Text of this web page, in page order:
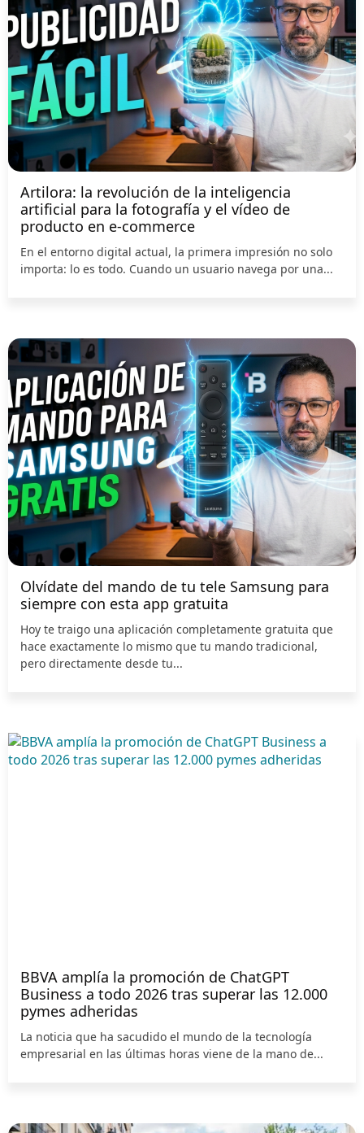
Artilora: la revolución de la inteligencia
artificial para la fotografía y el vídeo de
producto en e-commerce
En el entorno digital actual, la primera impresión no solo
importa: lo es todo. Cuando un usuario navega por una...
Olvídate del mando de tu tele Samsung para
siempre con esta app gratuita
Hoy te traigo una aplicación completamente gratuita que
hace exactamente lo mismo que tu mando tradicional,
pero directamente desde tu...
BBVA amplía la promoción de ChatGPT
Business a todo 2026 tras superar las 12.000
pymes adheridas
La noticia que ha sacudido el mundo de la tecnología
empresarial en las últimas horas viene de la mano de...